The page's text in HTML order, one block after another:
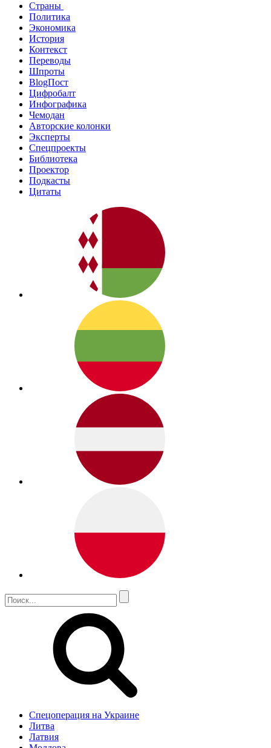
Страны
Политика
Экономика
История
Контекст
Переводы
Шпроты
BlogПост
Цифробалт
Инфографика
Чемодан
Авторские колонки
Эксперты
Спецпроекты
Библиотека
Проектор
Подкасты
Цитаты
Спецоперация на Украине
Литва
Латвия